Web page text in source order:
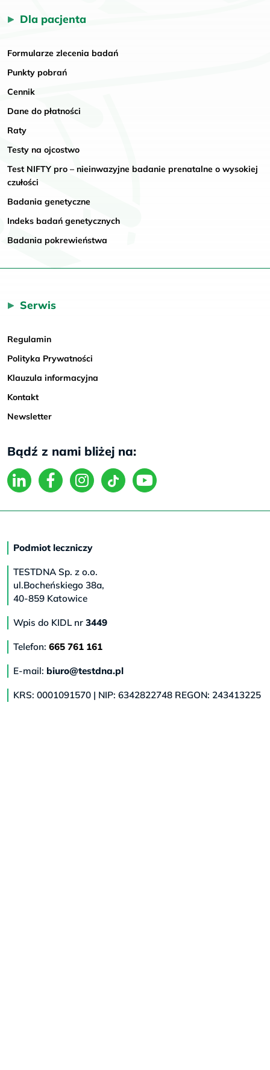
Dla pacjenta
Formularze zlecenia badań
Punkty pobrań
Cennik
Dane do płatności
Raty
Testy na ojcostwo
Test NIFTY pro – nieinwazyjne badanie prenatalne o wysokiej
czułości
Badania genetyczne
Indeks badań genetycznych
Badania pokrewieństwa
Serwis
Regulamin
Polityka Prywatności
Klauzula informacyjna
Kontakt
Newsletter
Bądź z nami bliżej na:
Podmiot leczniczy
TESTDNA Sp. z o.o.
ul.Bocheńskiego 38a,
40-859 Katowice
Wpis do KIDL nr 3449
Telefon: 665 761 161
E-mail: biuro@testdna.pl
KRS: 0001091570 | NIP: 6342822748 REGON: 243413225